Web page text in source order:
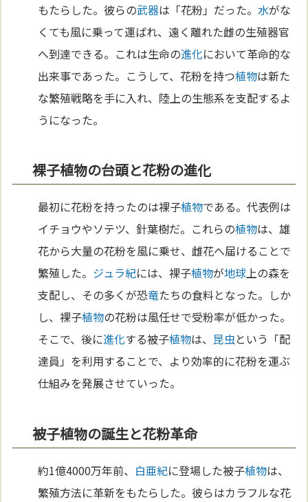
もたらした。彼らの武器は「花粉」だった。水がな
くても風に乗って運ばれ、遠く離れた雌の生殖器官
へ到達できる。これは生命の進化において革命的な
出来事であった。こうして、花粉を持つ植物は新た
な繁殖戦略を手に入れ、陸上の生態系を支配するよ
うになった。
裸子植物の台頭と花粉の進化
最初に花粉を持ったのは裸子植物である。代表例は
イチョウやソテツ、針葉樹だ。これらの植物は、雄
花から大量の花粉を風に乗せ、雌花へ届けることで
繁殖した。 ジュラ紀には、裸子植物が地球上の森を
支配し、その多くが恐竜たちの食料となった。しか
し、裸子植物の花粉は風任せで受粉率が低かった。
そこで、後に進化する被子植物は、昆虫という「配
達員」を利用することで、より効率的に花粉を運ぶ
仕組みを発展させていった。
被子植物の誕生と花粉革命
約1億4000万年前、 白亜紀に登場した被子植物は、
繁殖方法に革新をもたらした。彼らはカラフルな花